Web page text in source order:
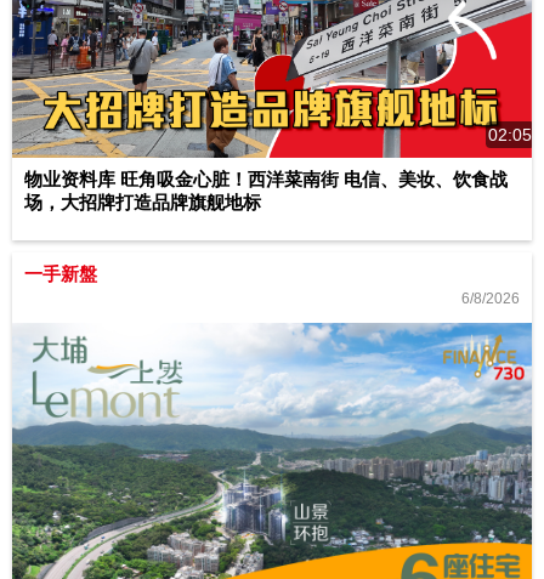
02:05
物业资料库 旺角吸金心脏！西洋菜南街 电信、美妆、饮食战
场，大招牌打造品牌旗舰地标
一手新盤
6/8/2026